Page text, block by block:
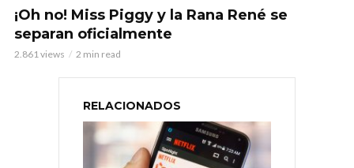
¡Oh no! Miss Piggy y la Rana René se
separan oficialmente
2.861 views 2 min read
RELACIONADOS